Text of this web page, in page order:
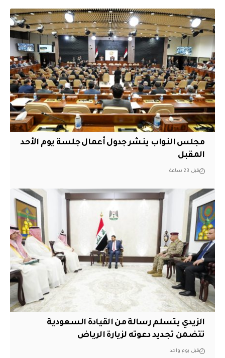
مجلس النواب ينشر جدول أعمال جلسة يوم الأحد
المقبل
قبل 23 ساعة
الزيدي يتسلم رسالة من القيادة السعودية
تتضمن تجديد دعوته لزيارة الرياض
قبل يوم واحد